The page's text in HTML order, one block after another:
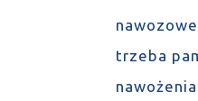
trzeba